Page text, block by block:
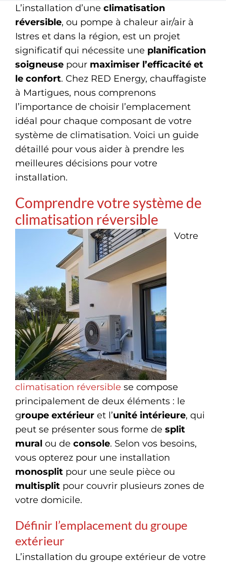
Ramonage
Dépannage
L’installation d’une climatisation
réversible, ou pompe à chaleur air/air à
Istres et dans la région, est un projet
significatif qui nécessite une planification
soigneusepour maximiser l’efficacité et
le confort. Chez RED Energy, chauffagiste
à Martigues, nous comprenons
l’importance de choisir l’emplacement
idéal pour chaque composant de votre
système de climatisation. Voici un guide
détaillé pour vous aider à prendre les
meilleures décisions pour votre
installation.
Comprendre votre système de
climatisation réversible
Votre
climatisation réversible se compose
principalement de deux éléments : le
groupe extérieuret l’unité intérieure, qui
peut se présenter sous forme de split
muralou de console. Selon vos besoins,
vous opterez pour une installation
monosplitpour une seule pièce ou
multisplitpour couvrir plusieurs zones de
votre domicile.
Définir l’emplacement du groupe
extérieur
L’installation du groupe extérieur de votre